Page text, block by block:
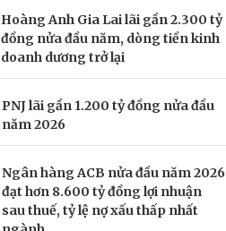
Hoàng Anh Gia Lai lãi gần 2.300 tỷ
đồng nửa đầu năm, dòng tiền kinh
doanh dương trở lại
PNJ lãi gần 1.200 tỷ đồng nửa đầu
năm 2026
Ngân hàng ACB nửa đầu năm 2026
đạt hơn 8.600 tỷ đồng lợi nhuận
sau thuế, tỷ lệ nợ xấu thấp nhất